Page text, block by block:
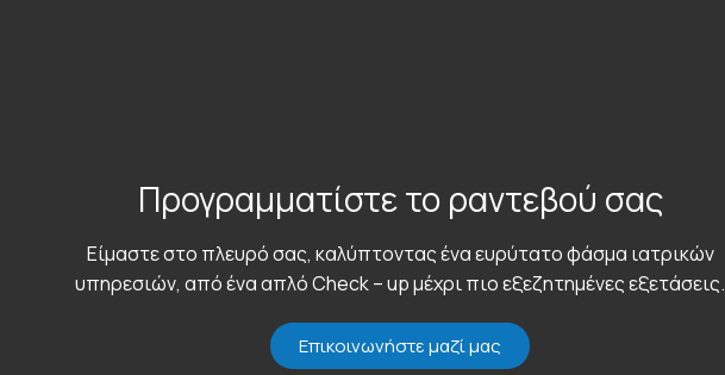
Προγραμματίστε το ραντεβού σας
Είμαστε στο πλευρό σας, καλύπτοντας ένα ευρύτατο φάσμα ιατρικών
υπηρεσιών, από ένα απλό Check – up μέχρι πιο εξεζητημένες εξετάσεις.
Επικοινωνήστε μαζί μας